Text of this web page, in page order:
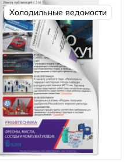
Холодильные ведомости